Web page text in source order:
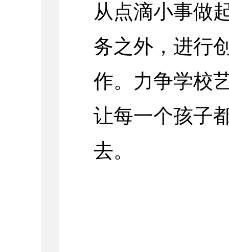
从点滴小事做
务之外，进行
作。力争学校
让每一个孩子
去。